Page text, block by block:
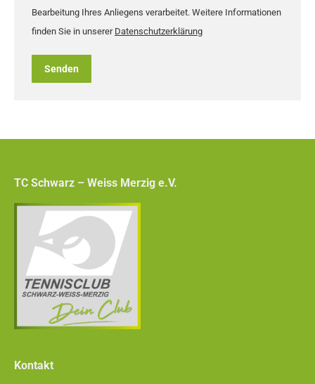
Bearbeitung Ihres Anliegens verarbeitet. Weitere Informationen
finden Sie in unserer Datenschutzerklärung
Senden
TC Schwarz – Weiss Merzig e.V.
Kontakt